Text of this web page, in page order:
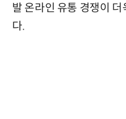
발 온라인 유통 경쟁이
다.